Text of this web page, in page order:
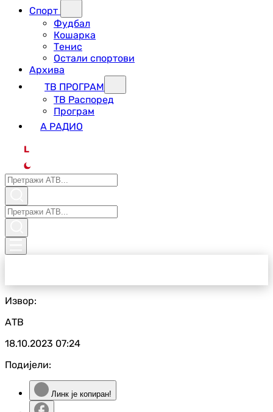
Спорт
Фудбал
Кошарка
Тенис
Остали спортови
Архива
ТВ ПРОГРАМ
ТВ Распоред
Програм
А РАДИО
L
Извор:
АТВ
18.10.2023 07:24
Подијели:
Линк је копиран!